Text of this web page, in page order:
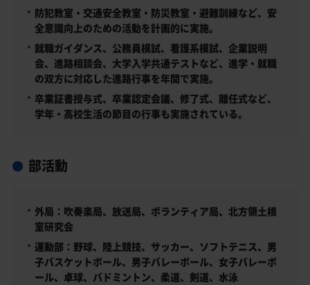
防犯教室・交通安全教室・防災教室・避難訓練など、安
全意識向上のための活動を計画的に実施。
就職ガイダンス、公務員模試、看護系模試、企業説明
会、進路相談会、大学入学共通テストなど、進学・就職
の双方に対応した進路行事を年間で実施。
卒業証書授与式、卒業認定会議、修了式、離任式など、
学年・高校生活の節目の行事も実施されている。
部活動
外局：吹奏楽局、放送局、ボランティア局、北方領土根
室研究会
運動部：野球、陸上競技、サッカー、ソフトテニス、男
子バスケットボール、男子バレーボール、女子バレーボ
ール、卓球、バドミントン、柔道、剣道、水泳